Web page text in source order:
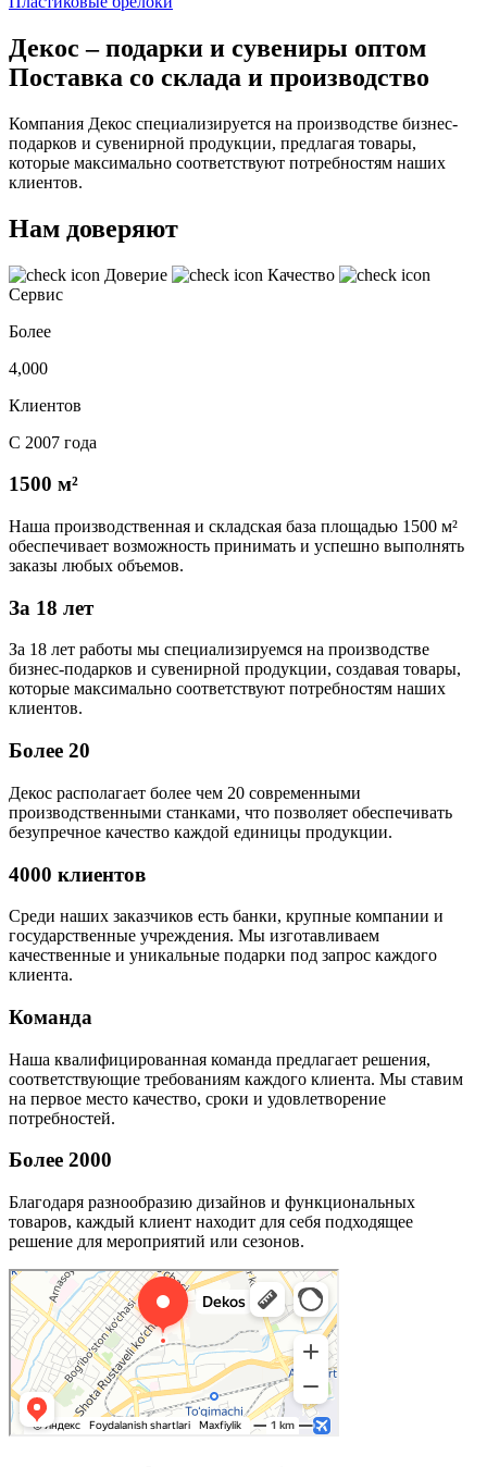
Декос – подарки и сувениры оптом
Поставка со склада и производство
Компания Декос специализируется на производстве бизнес-
подарков и сувенирной продукции, предлагая товары,
которые максимально соответствуют потребностям наших
клиентов.
Нам доверяют
Доверие
Качество
Сервис
Более
4,000
Клиентов
С 2007 года
1500 м²
Наша производственная и складская база площадью 1500 м²
обеспечивает возможность принимать и успешно выполнять
заказы любых объемов.
За 18 лет
За 18 лет работы мы специализируемся на производстве
бизнес-подарков и сувенирной продукции, создавая товары,
которые максимально соответствуют потребностям наших
клиентов.
Более 20
Декос располагает более чем 20 современными
производственными станками, что позволяет обеспечивать
безупречное качество каждой единицы продукции.
4000 клиентов
Среди наших заказчиков есть банки, крупные компании и
государственные учреждения. Мы изготавливаем
качественные и уникальные подарки под запрос каждого
клиента.
Команда
Наша квалифицированная команда предлагает решения,
соответствующие требованиям каждого клиента. Мы ставим
на первое место качество, сроки и удовлетворение
потребностей.
Более 2000
Благодаря разнообразию дизайнов и функциональных
товаров, каждый клиент находит для себя подходящее
решение для мероприятий или сезонов.